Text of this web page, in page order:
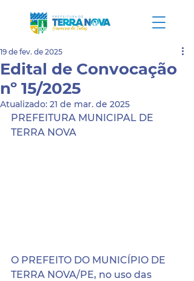
Edital de Convocação
nº 15/2025
19 de fev. de 2025
Atualizado: 21 de mar. de 2025
PREFEITURA MUNICIPAL DE
TERRA NOVA
O PREFEITO DO MUNICÍPIO DE
TERRA NOVA/PE, no uso das